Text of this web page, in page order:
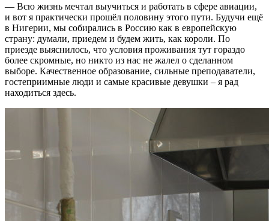
— Всю жизнь мечтал выучиться и работать в сфере авиации,
и вот я практически прошёл половину этого пути. Будучи ещё
в Нигерии, мы собирались в Россию как в европейскую
страну: думали, приедем и будем жить, как короли. По
приезде выяснилось, что условия проживания тут гораздо
более скромные, но никто из нас не жалел о сделанном
выборе. Качественное образование, сильные преподаватели,
гостеприимные люди и самые красивые девушки – я рад
находиться здесь.